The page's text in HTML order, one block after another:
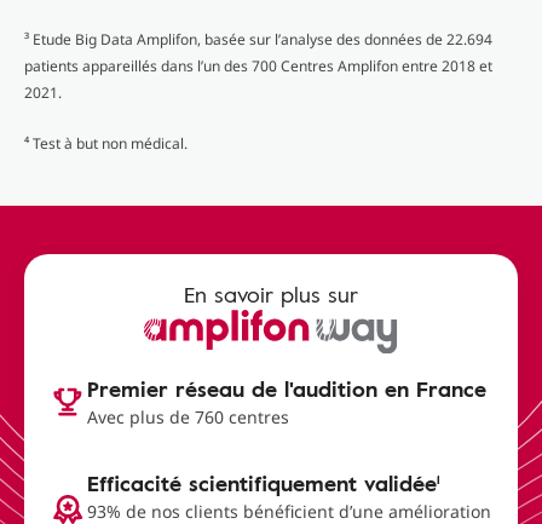
³ Etude Big Data Amplifon, basée sur l’analyse des données de 22.694
patients appareillés dans l’un des 700 Centres Amplifon entre 2018 et
2021.
⁴ Test à but non médical.
En savoir plus sur
Premier réseau de l'audition en France
Avec plus de 760 centres
Efficacité scientifiquement validée¹
93% de nos clients bénéficient d’une amélioration